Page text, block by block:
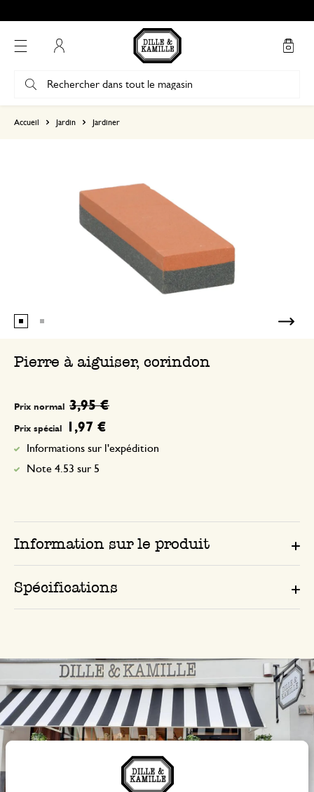
Accueil Jardin Jardiner
Pierre à aiguiser, corindon
Prix spécial 1,97 €
Prix normal 3,95 €
Informations sur l'expédition
Note 4.53 sur 5
Information sur le produit
Spécifications